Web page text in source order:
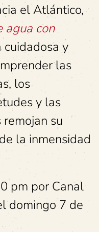
el Atlántico,
agua con
y
las
los
y las
su
la inmensidad
pm por Canal
domingo 7 de